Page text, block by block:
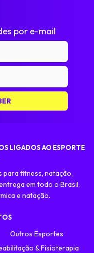
por e-mail
LIGADOS AO ESPORTE
para fitness, natação,
em todo o Brasil.
e natação.
Outros Esportes
& Fisioterapia